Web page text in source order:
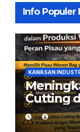
Info Populer
KAWASAN
Cutting
Woven
yang